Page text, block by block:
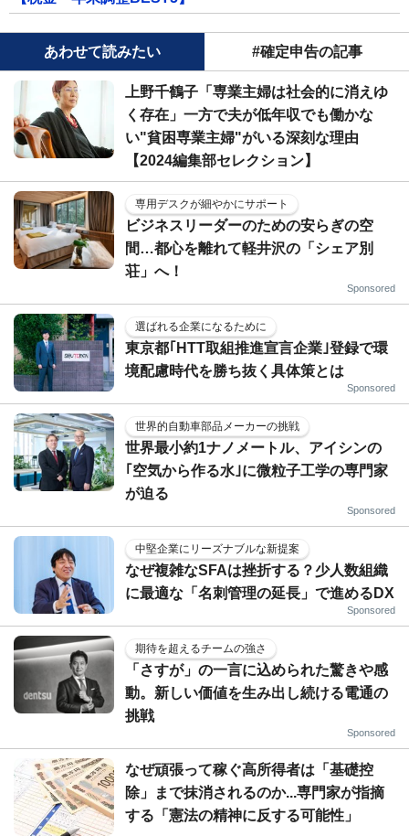
あわせて読みたい #確定申告の記事
上野千鶴子「専業主婦は社会的に消えゆ
く存在」一方で夫が低年収でも働かな
い"貧困専業主婦"がいる深刻な理由
【2024編集部セレクション】
専用デスクが細やかにサポート
ビジネスリーダーのための安らぎの空
間…都心を離れて軽井沢の「シェア別
荘」へ！
Sponsored
選ばれる企業になるために
東京都｢HTT取組推進宣言企業｣登録で環
境配慮時代を勝ち抜く具体策とは
Sponsored
世界的自動車部品メーカーの挑戦
世界最小約1ナノメートル、アイシンの
｢空気から作る水｣に微粒子工学の専門家
が迫る
Sponsored
中堅企業にリーズナブルな新提案
なぜ複雑なSFAは挫折する？少人数組織
に最適な「名刺管理の延長」で進めるDX
Sponsored
期待を超えるチームの強さ
「さすが」の一言に込められた驚きや感
動。新しい価値を生み出し続ける電通の
挑戦
Sponsored
なぜ頑張って稼ぐ高所得者は「基礎控
除」まで抹消されるのか...専門家が指摘
する「憲法の精神に反する可能性」